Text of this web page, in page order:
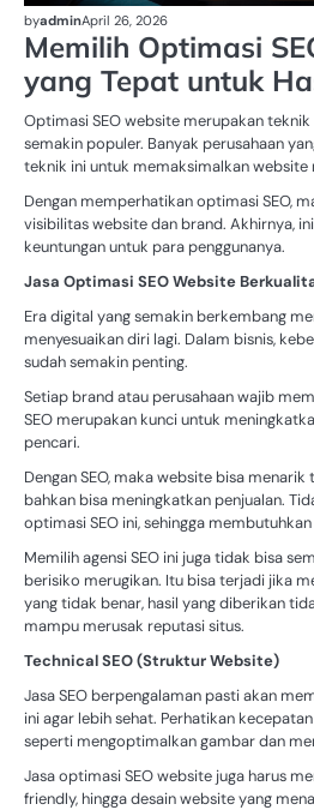
byadminApril 26, 2026
Memilih Optimasi
yang Tepat untuk
Optimasi SEO website merupakan
semakin populer. Banyak perusahaan
teknik ini untuk memaksimalkan website
Dengan memperhatikan optimasi SEO,
visibilitas website dan brand. Akhirnya,
keuntungan untuk para penggunanya.
Jasa Optimasi SEO Website
Era digital yang semakin berkembang
menyesuaikan diri lagi. Dalam bisnis,
sudah semakin penting.
Setiap brand atau perusahaan wajib
SEO merupakan kunci untuk
pencari.
Dengan SEO, maka website bisa
bahkan bisa meningkatkan penjualan.
optimasi SEO ini, sehingga
Memilih agensi SEO ini juga tidak bisa
berisiko merugikan. Itu bisa terjadi jika
yang tidak benar, hasil yang diberikan
mampu merusak reputasi situs.
Technical SEO (Struktur Website)
Jasa SEO berpengalaman pasti akan
ini agar lebih sehat. Perhatikan
seperti mengoptimalkan gambar dan
Jasa optimasi SEO website juga harus
friendly, hingga desain website yang